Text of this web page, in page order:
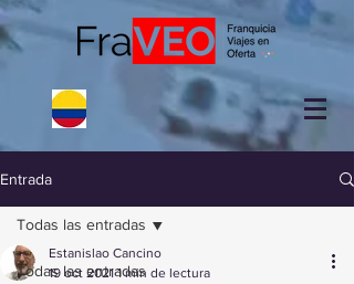
Entrada
Todas las entradas
Todas las entradas
Estanislao Cancino
19 oct 2021 1 min de lectura